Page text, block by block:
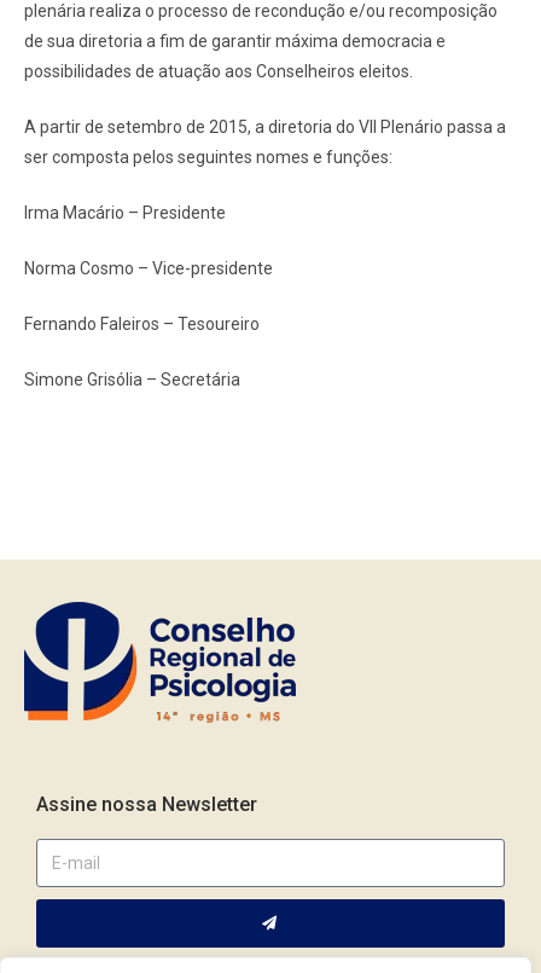
plenária realiza o processo de recondução e/ou recomposição
de sua diretoria a fim de garantir máxima democracia e
possibilidades de atuação aos Conselheiros eleitos.
A partir de setembro de 2015, a diretoria do VII Plenário passa a
ser composta pelos seguintes nomes e funções:
Irma Macário – Presidente
Norma Cosmo – Vice-presidente
Fernando Faleiros – Tesoureiro
Simone Grisólia – Secretária
Assine nossa Newsletter